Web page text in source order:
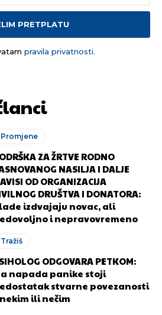
PRETPLATU
pravila privatnosti.
Promjene
ZA ŽRTVE RODNO
NASILJA I DALJE
OD ORGANIZACIJA
DRUŠTVA I DONATORA:
izdvajaju novac, ali
i nepravovremeno
Tražiš
ODGOVARA PETKOM:
napada panike stoji
stvarne povezanosti
ili nečim